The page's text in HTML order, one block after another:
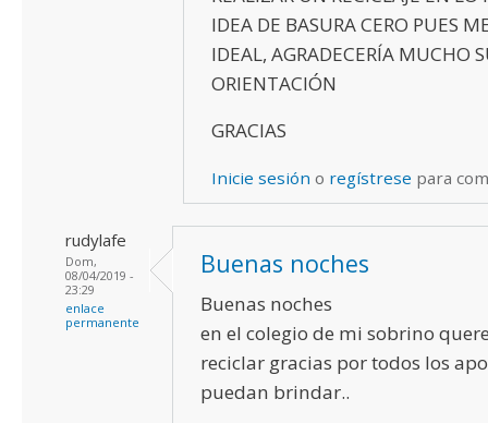
IDEA DE BASURA CERO PUES
IDEAL, AGRADECERÍA MUCHO
ORIENTACIÓN
GRACIAS
Inicie sesión o regístrese para
rudylafe
Dom,
08/04/2019 -
23:29
enlace
permanente
Buenas noches
Buenas noches
en el colegio de mi sobrino
reciclar gracias por todos los
puedan brindar..